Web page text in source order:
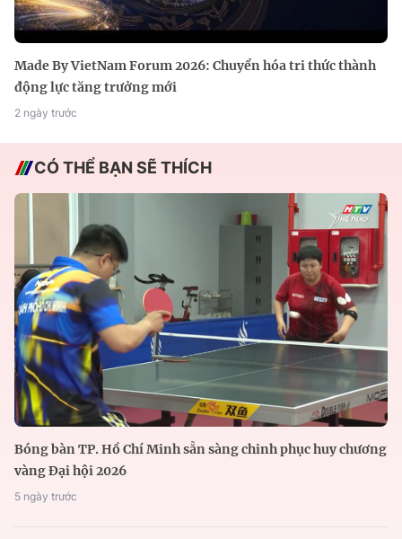
Made By VietNam Forum 2026: Chuyển hóa tri thức thành
động lực tăng trưởng mới
2 ngày trước
CÓ THỂ BẠN SẼ THÍCH
Bóng bàn TP. Hồ Chí Minh sẵn sàng chinh phục huy chương
vàng Đại hội 2026
5 ngày trước